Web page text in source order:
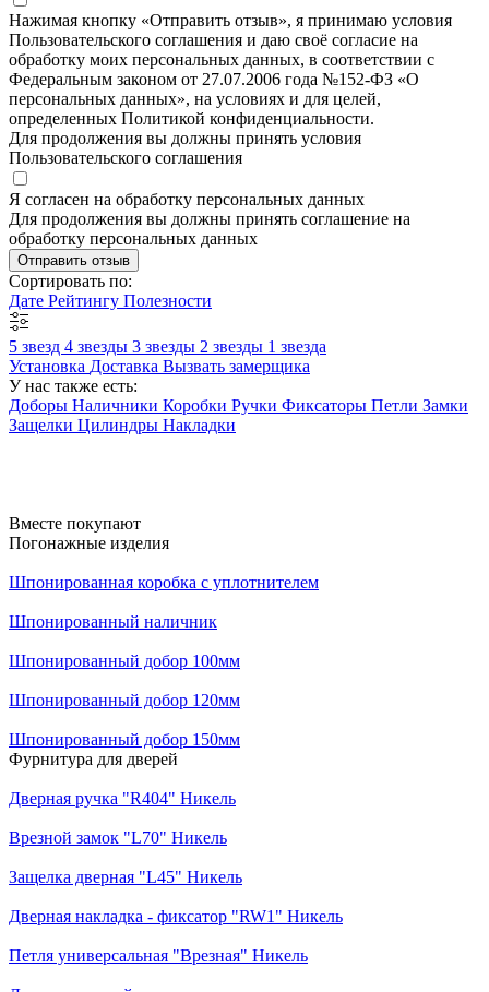
Нажимая кнопку «Отправить отзыв», я принимаю условия
Пользовательского соглашения и даю своё согласие на
обработку моих персональных данных, в соответствии с
Федеральным законом от 27.07.2006 года №152-ФЗ «О
персональных данных», на условиях и для целей,
определенных Политикой конфиденциальности.
Для продолжения вы должны принять условия
Пользовательского соглашения
Я согласен на обработку персональных данных
Для продолжения вы должны принять соглашение на
обработку персональных данных
Отправить отзыв
Сортировать по:
Дате Рейтингу Полезности
5 звезд 4 звезды 3 звезды 2 звезды 1 звезда
Установка Доставка Вызвать замерщика
У нас также есть:
Доборы Наличники Коробки Ручки Фиксаторы Петли Замки
Защелки Цилиндры Накладки
Вместе покупают
Погонажные изделия
Шпонированная коробка с уплотнителем
Шпонированный наличник
Шпонированный добор 100мм
Шпонированный добор 120мм
Шпонированный добор 150мм
Фурнитура для дверей
Дверная ручка "R404" Никель
Врезной замок "L70" Никель
Защелка дверная "L45" Никель
Дверная накладка - фиксатор "RW1" Никель
Петля универсальная "Врезная" Никель